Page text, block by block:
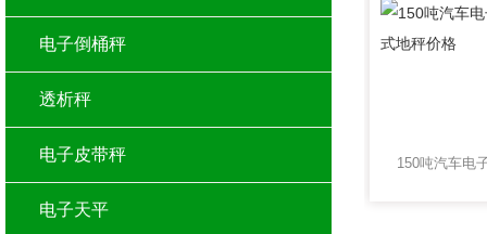
电子倒桶秤
透析秤
电子皮带秤
电子天平